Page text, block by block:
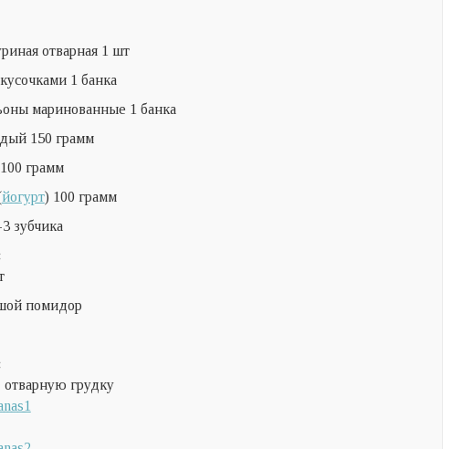
отварная 1 шт
1 банка
маринованные 1 банка
150 грамм
грамм
йогурт) 100 грамм
зубчика
помидор
грудку